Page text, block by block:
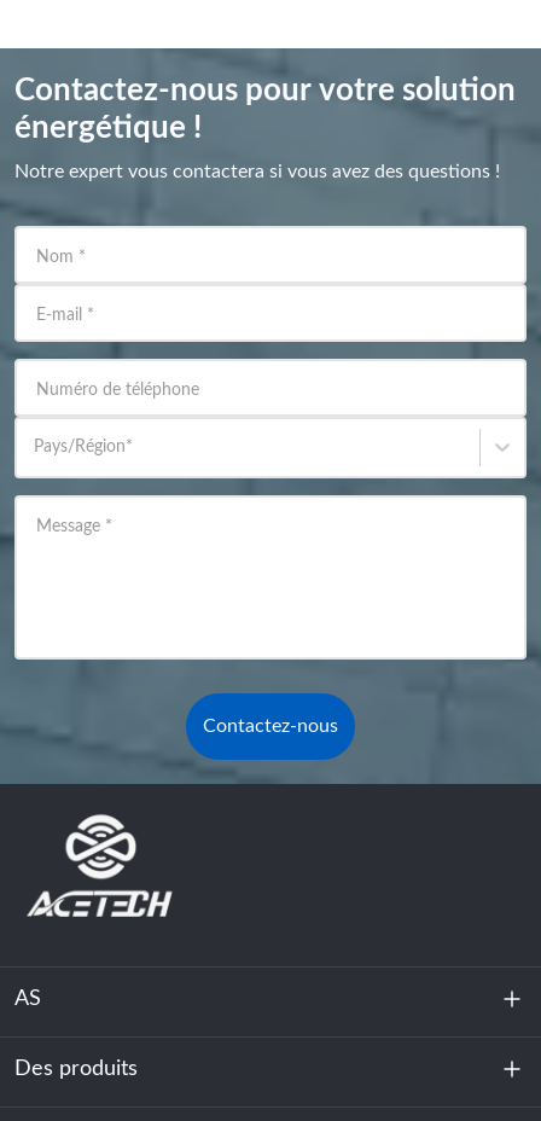
Contactez-nous pour votre solution
énergétique !
Notre expert vous contactera si vous avez des questions !
Nom *
E-mail *
Numéro de téléphone
Pays/Région*
Message *
Contactez-nous
AS
À propos de nous
Des produits